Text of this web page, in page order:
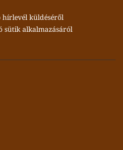
hírlevél küldéséről
sütik alkalmazásáról